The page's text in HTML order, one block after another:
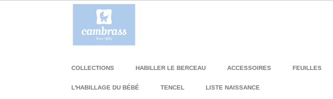
COLLECTIONS HABILLER LE BERCEAU ACCESSOIRES FEUILLES
L'HABILLAGE DU BÉBÉ TENCEL LISTE NAISSANCE